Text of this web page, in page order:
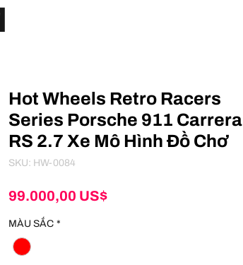
Hot Wheels Retro Racers
Series Porsche 911 Carrera
RS 2.7 Xe Mô Hình Đồ Chơ
SKU: HW-0084
99.000,00 US$Giá
MÀU SẮC *